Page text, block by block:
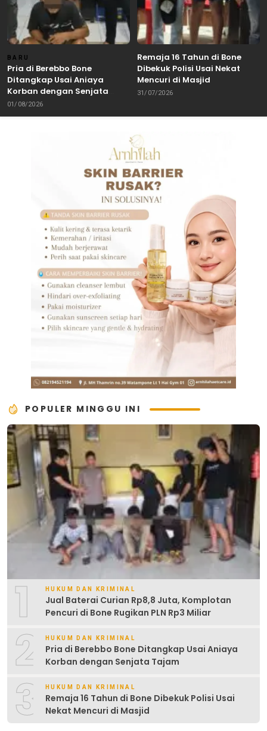
BARU
Pria di Berebbo Bone
Ditangkap Usai Aniaya
Korban dengan Senjata
Tajam
01/08/2026
Remaja 16 Tahun di Bone
Dibekuk Polisi Usai Nekat
Mencuri di Masjid
31/07/2026
POPULER MINGGU INI
1 HUKUM DAN KRIMINAL
Jual Baterai Curian Rp8,8 Juta, Komplotan
Pencuri di Bone Rugikan PLN Rp3 Miliar
2 HUKUM DAN KRIMINAL
Pria di Berebbo Bone Ditangkap Usai Aniaya
Korban dengan Senjata Tajam
3 HUKUM DAN KRIMINAL
Remaja 16 Tahun di Bone Dibekuk Polisi Usai
Nekat Mencuri di Masjid